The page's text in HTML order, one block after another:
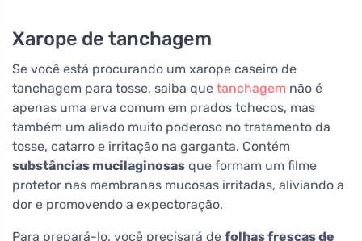
Xarope de tanchagem
Se você está procurando um xarope caseiro de
tanchagem para tosse, saiba que tanchagem não é
apenas uma erva comum em prados tchecos, mas
também um aliado muito poderoso no tratamento da
tosse, catarro e irritação na garganta. Contém
substâncias mucilaginosas que formam um filme
protetor nas membranas mucosas irritadas, aliviando a
dor e promovendo a expectoração.
Para prepará-lo, você precisará de folhas frescas de